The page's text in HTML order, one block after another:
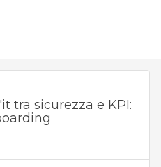
tra sicurezza e KPI: